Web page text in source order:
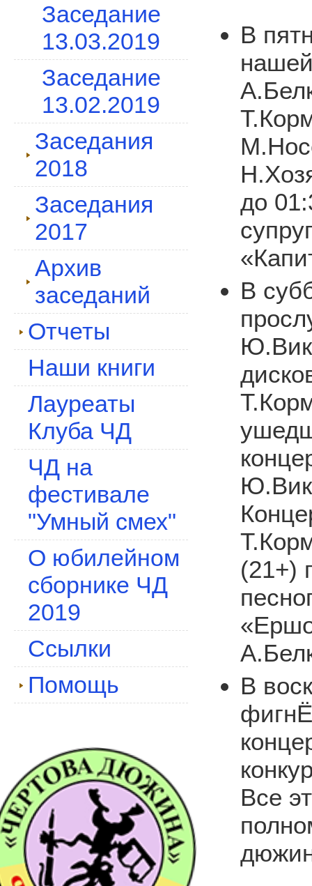
Заседание
13.03.2019
Заседание
13.02.2019
Заседания
2018
Заседания
2017
Архив
заседаний
Отчеты
Наши книги
Лауреаты
Клуба ЧД
ЧД на
фестивале
"Умный смех"
О юбилейном
сборнике ЧД
2019
Ссылки
Помощь
В
до
В
(21+)
В
Все